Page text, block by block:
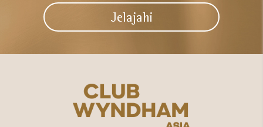
Jelajahi